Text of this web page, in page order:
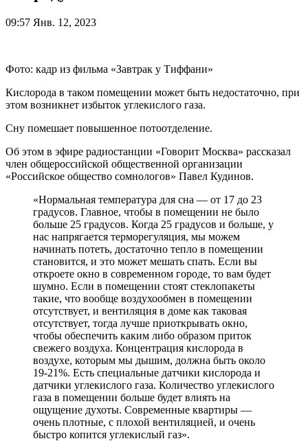
09:57 Янв. 12, 2023
Фото: кадр из фильма «Завтрак у Тиффани»
Кислорода в таком помещении может быть недостаточно, при
этом возникнет избыток углекислого газа.
Сну помешает повышенное потоотделение.
Об этом в эфире радиостанции «Говорит Москва» рассказал
член общероссийской общественной организации
«Российское общество сомнологов» Павел Кудинов.
«Нормальная температура для сна — от 17 до 23
градусов. Главное, чтобы в помещении не было
больше 25 градусов. Когда 25 градусов и больше, у
нас напрягается терморегуляция, мы можем
начинать потеть, достаточно тепло в помещении
становится, и это может мешать спать. Если вы
откроете окно в современном городе, то вам будет
шумно. Если в помещении стоят стеклопакеты
такие, что вообще воздухообмен в помещении
отсутствует, и вентиляция в доме как таковая
отсутствует, тогда лучше приоткрывать окно,
чтобы обеспечить каким либо образом приток
свежего воздуха. Концентрация кислорода в
воздухе, которым мы дышим, должна быть около
19-21%. Есть специальные датчики кислорода и
датчики углекислого газа. Количество углекислого
газа в помещении больше будет влиять на
ощущение духоты. Современные квартиры —
очень плотные, с плохой вентиляцией, и очень
быстро копится углекислый газ».